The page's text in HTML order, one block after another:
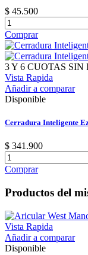
$ 45.500
Comprar
3 Y 6 CUOTAS SIN
Vista Rapida
Añadir a comparar
Disponible
Cerradura Inteligente
$ 341.900
Comprar
Productos del
Vista Rapida
Añadir a comparar
Disponible